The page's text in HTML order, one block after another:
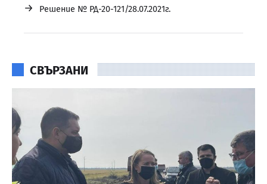
→ Решение № РД-20-121/28.07.2021г.
СВЪРЗАНИ